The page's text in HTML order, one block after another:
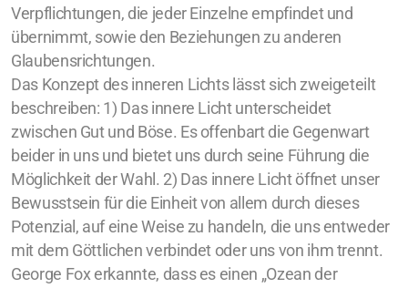
Verpflichtungen, die jeder Einzelne empfindet und
übernimmt, sowie den Beziehungen zu anderen
Glaubensrichtungen.
Das Konzept des inneren Lichts lässt sich zweigeteilt
beschreiben: 1) Das innere Licht unterscheidet
zwischen Gut und Böse. Es offenbart die Gegenwart
beider in uns und bietet uns durch seine Führung die
Möglichkeit der Wahl. 2) Das innere Licht öffnet unser
Bewusstsein für die Einheit von allem durch dieses
Potenzial, auf eine Weise zu handeln, die uns entweder
mit dem Göttlichen verbindet oder uns von ihm trennt.
George Fox erkannte, dass es einen „Ozean der
Spiritual Readings
SYM Events
Häufig gestellte Fragen
Quakers Worldwide
Us et coutumes / Bräuche